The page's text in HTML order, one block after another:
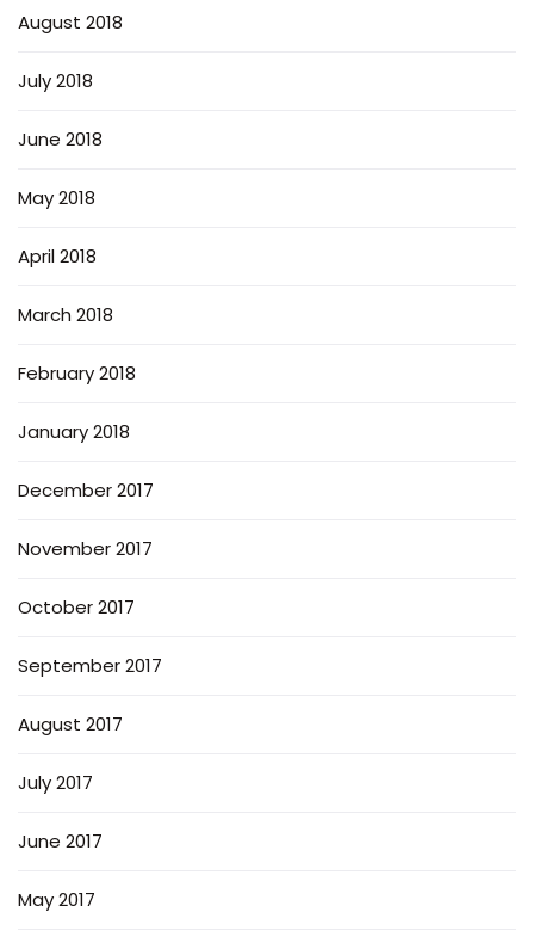
August 2018
July 2018
June 2018
May 2018
April 2018
March 2018
February 2018
January 2018
December 2017
November 2017
October 2017
September 2017
August 2017
July 2017
June 2017
May 2017